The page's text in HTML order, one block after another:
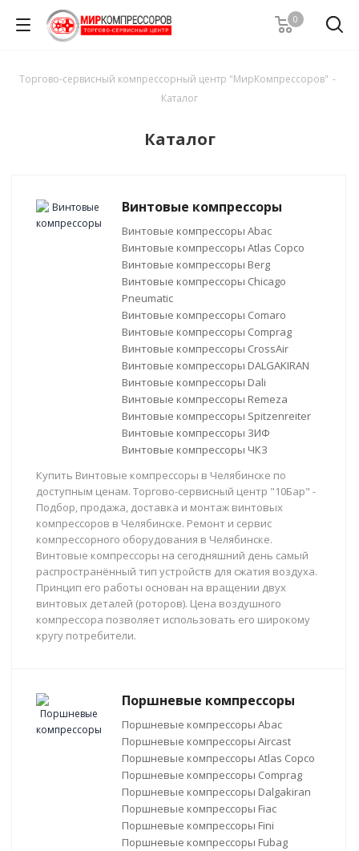
0
Торгово-сервисный компрессорный центр "МирКомпрессоров" -
Каталог
Каталог
Винтовые компрессоры
Винтовые компрессоры Abac
Винтовые компрессоры Atlas Copco
Винтовые компрессоры Berg
Винтовые компрессоры Chicago
Pneumatic
Винтовые компрессоры Comaro
Винтовые компрессоры Comprag
Винтовые компрессоры CrossAir
Винтовые компрессоры DALGAKIRAN
Винтовые компрессоры Dali
Винтовые компрессоры Remeza
Винтовые компрессоры Spitzenreiter
Винтовые компрессоры ЗИФ
Винтовые компрессоры ЧКЗ
Купить Винтовые компрессоры в Челябинске по
доступным ценам. Торгово-сервисный центр "10Бар" -
Подбор, продажа, доставка и монтаж винтовых
компрессоров в Челябинске. Ремонт и сервис
компрессорного оборудования в Челябинске.
Винтовые компрессоры на сегодняшний день самый
распространённый тип устройств для сжатия воздуха.
Принцип его работы основан на вращении двух
винтовых деталей (роторов). Цена воздушного
компрессора позволяет использовать его широкому
кругу потребители.
Поршневые компрессоры
Поршневые компрессоры Abac
Поршневые компрессоры Aircast
Поршневые компрессоры Atlas Copco
Поршневые компрессоры Comprag
Поршневые компрессоры Dalgakiran
Поршневые компрессоры Fiac
Поршневые компрессоры Fini
Поршневые компрессоры Fubag